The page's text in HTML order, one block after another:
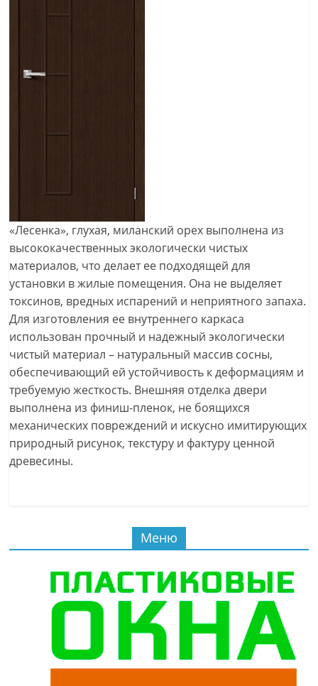
«Лесенка», глухая, миланский орех выполнена из
высококачественных экологически чистых
материалов, что делает ее подходящей для
установки в жилые помещения. Она не выделяет
токсинов, вредных испарений и неприятного запаха.
Для изготовления ее внутреннего каркаса
использован прочный и надежный экологически
чистый материал – натуральный массив сосны,
обеспечивающий ей устойчивость к деформациям и
требуемую жесткость. Внешняя отделка двери
выполнена из финиш-пленок, не боящихся
механических повреждений и искусно имитирующих
природный рисунок, текстуру и фактуру ценной
древесины.
Меню